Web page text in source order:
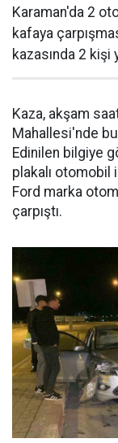
Karaman'da 2
kafaya
kazasında 2 kişi
Kaza, akşam
Mahallesi'nde
Edinilen bilgiye
plakalı otomobil
Ford marka
çarpıştı.